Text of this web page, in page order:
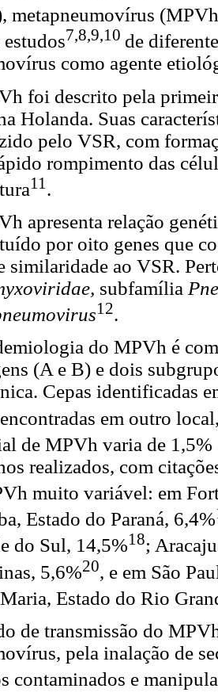
metapneumovírus
7,8,9,10 de
como agente
foi descrito pela
Holanda. Suas
pelo VSR, com
rompimento das
11 .
apresenta relação
por oito genes que
similaridade ao VSR.
subfamília
12.
do MPVh é
(A e B) e dois
Cepas identificadas
em outro
de MPVh varia de 1,5%
realizados, com
muito variável: em
Estado do Paraná, 6,4%
do Sul, 14,5%18;
5,6%20, e em São
Estado do Rio
de transmissão do
pela inalação de
contaminados e